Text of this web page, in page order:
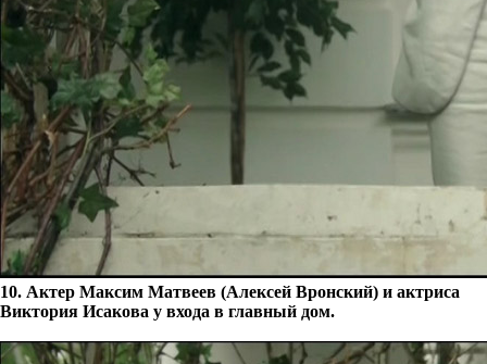
10. Актер Максим Матвеев (Алексей Вронский) и актриса
Виктория Исакова у входа в главный дом.